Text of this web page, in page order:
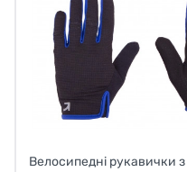
Велосипедні рукавички